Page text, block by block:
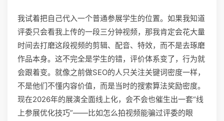
我试着把自己代入一个普通参展学生的位置。如果我知道
评委只会看我上传的一段三分钟视频，那我肯定会花大量
时间去打磨这段视频的剪辑、配音、特效，而不是去琢磨
作品本身。这不完全是学生的错，评价体系变了，行为就
会跟着变。就像之前做SEO的人只关注关键词密度一样，
不是他们不懂内容价值，而是当时的搜索算法奖励密度。
现在2026年的展演全面线上化，会不会也催生出一套“线
上参展优化技巧”——比如怎么拍视频能骗过评委的眼